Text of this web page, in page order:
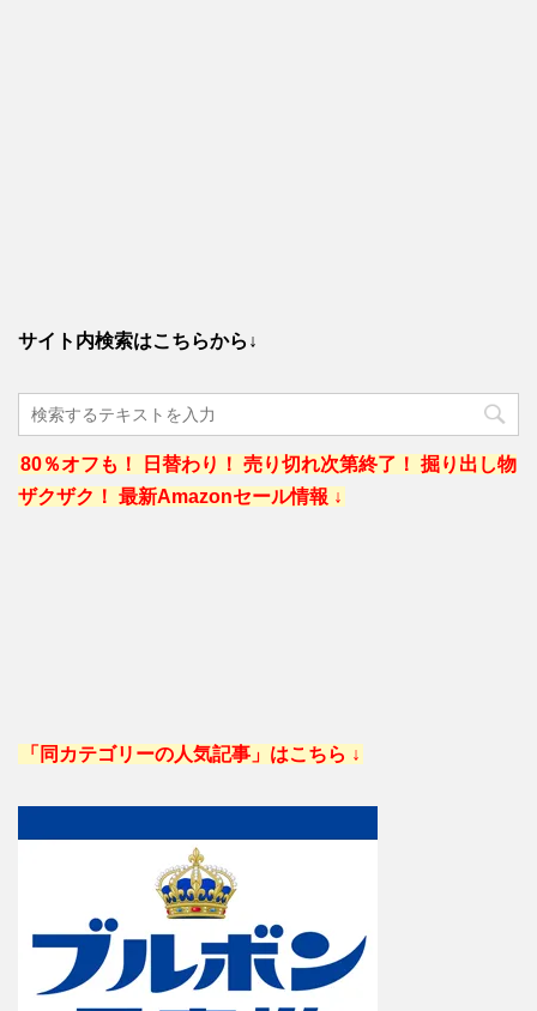
サイト内検索はこちらから↓
80％オフも！ 日替わり！ 売り切れ次第終了！ 掘り出し物
ザクザク！ 最新Amazonセール情報 ↓
「同カテゴリーの人気記事」はこちら ↓